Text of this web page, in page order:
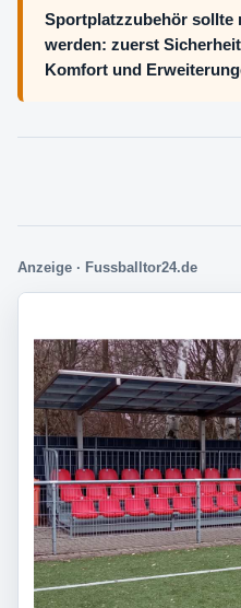
Sportplatzzubehör sollte
werden: zuerst
Komfort und
Anzeige · Fussballtor24.de
Passende